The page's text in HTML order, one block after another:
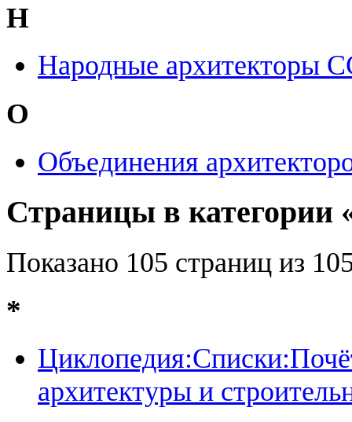
Н
Народные архитекторы
О
Объединения
Страницы в
Показано 105 страниц из
*
архитектуры и